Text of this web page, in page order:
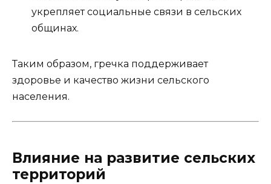
укрепляет социальные связи в сельских
общинах.
Таким образом, гречка поддерживает
здоровье и качество жизни сельского
населения.
Влияние на развитие сельских
территорий